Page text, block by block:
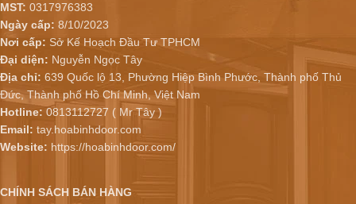
MST: 0317976383
Ngày cấp: 8/10/2023
Nơi cấp: Sở Kế Hoạch Đầu Tư TPHCM
Đại diện: Nguyễn Ngọc Tây
Địa chỉ: 639 Quốc lộ 13, Phường Hiệp Bình Phước, Thành phố Thủ
Đức, Thành phố Hồ Chí Minh, Việt Nam
Hotline: 0813112727 ( Mr Tây )
Email: tay.hoabinhdoor.com
Website: https://hoabinhdoor.com/
CHÍNH SÁCH BÁN HÀNG